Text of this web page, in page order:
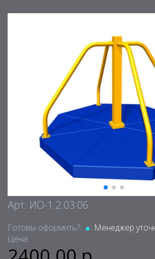
Арт: ИО-1.2.03.06
Готовы оформить?:
Менеджер
Цена: